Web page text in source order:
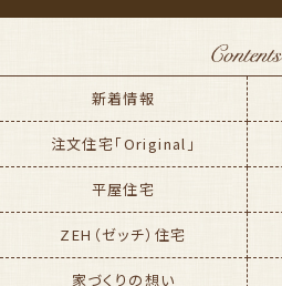
新着情報
注文住宅「Original」
平屋住宅
ZEH（ゼッチ）住宅
家づくりの想い